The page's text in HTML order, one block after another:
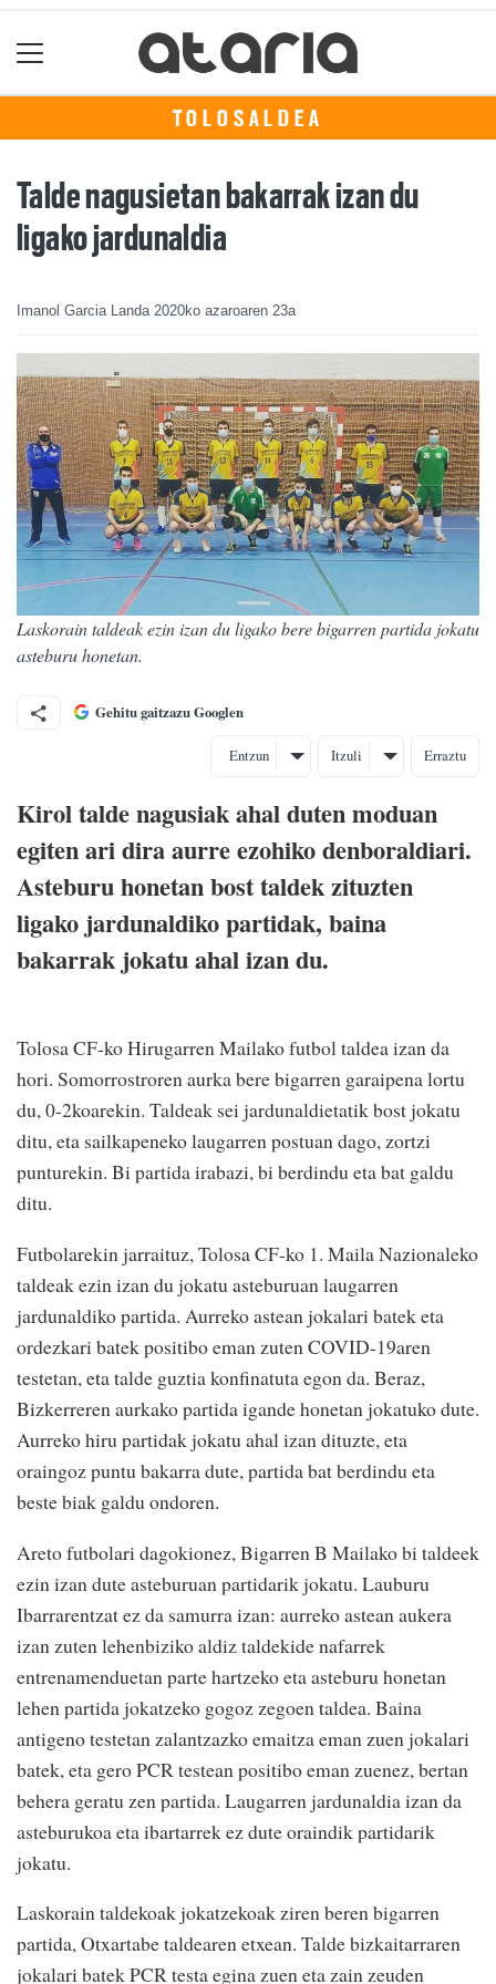
TOLOSALDEA
Talde nagusietan bakarrak izan du
ligako jardunaldia
Imanol Garcia Landa 2020ko azaroaren 23a
Laskorain taldeak ezin izan du ligako bere bigarren partida jokatu
asteburu honetan.
Gehitu gaitzazu Googlen
Entzun Itzuli Erraztu
Kirol talde nagusiak ahal duten moduan
egiten ari dira aurre ezohiko denboraldiari.
Asteburu honetan bost taldek zituzten
ligako jardunaldiko partidak, baina
bakarrak jokatu ahal izan du.
Tolosa CF-ko Hirugarren Mailako futbol taldea izan da
hori. Somorrostroren aurka bere bigarren garaipena lortu
du, 0-2koarekin. Taldeak sei jardunaldietatik bost jokatu
ditu, eta sailkapeneko laugarren postuan dago, zortzi
punturekin. Bi partida irabazi, bi berdindu eta bat galdu
ditu.
Futbolarekin jarraituz, Tolosa CF-ko 1. Maila Nazionaleko
taldeak ezin izan du jokatu asteburuan laugarren
jardunaldiko partida. Aurreko astean jokalari batek eta
ordezkari batek positibo eman zuten COVID-19aren
testetan, eta talde guztia konfinatuta egon da. Beraz,
Bizkerreren aurkako partida igande honetan jokatuko dute.
Aurreko hiru partidak jokatu ahal izan dituzte, eta
oraingoz puntu bakarra dute, partida bat berdindu eta
beste biak galdu ondoren.
Areto futbolari dagokionez, Bigarren B Mailako bi taldeek
ezin izan dute asteburuan partidarik jokatu. Lauburu
Ibarrarentzat ez da samurra izan: aurreko astean aukera
izan zuten lehenbiziko aldiz taldekide nafarrek
entrenamenduetan parte hartzeko eta asteburu honetan
lehen partida jokatzeko gogoz zegoen taldea. Baina
antigeno testetan zalantzazko emaitza eman zuen jokalari
batek, eta gero PCR testean positibo eman zuenez, bertan
behera geratu zen partida. Laugarren jardunaldia izan da
asteburukoa eta ibartarrek ez dute oraindik partidarik
jokatu.
Laskorain taldekoak jokatzekoak ziren beren bigarren
partida, Otxartabe taldearen etxean. Talde bizkaitarraren
jokalari batek PCR testa egina zuen eta zain zeuden